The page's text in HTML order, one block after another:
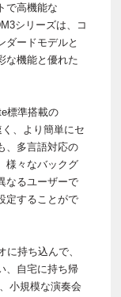
で高機能な
シリーズは、コ
ダードモデルと
な機能と優れた
標準搭載の
、より簡単にセ
、多言語対応の
様々なバックグ
なるユーザーで
定することがで
持ち込んで、
、自宅に持ち帰
小規模な演奏会